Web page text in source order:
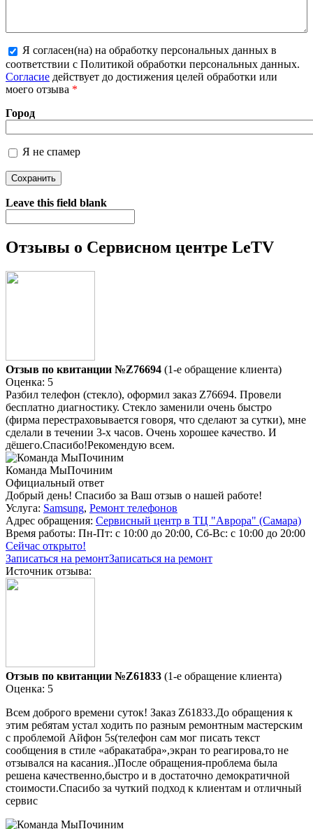
Более подробная информация о текстовых форматах
Я согласен(на) на обработку персональных данных в
соответствии с Политикой обработки персональных данных.
Согласие действует до достижения целей обработки или
моего отзыва *
Город
Я не спамер
Я спамер
Leave this field blank
Отзывы о Сервисном центре LeTV
Отзыв по квитанции №Z76694 (1-е обращение клиента)
Оценка: 5
Разбил телефон (стекло), оформил заказ Z76694. Провели
бесплатно диагностику. Стекло заменили очень быстро
(фирма перестраховывается говоря, что сделают за сутки), мне
сделали в течении 3-х часов. Очень хорошее качество. И
дёшего.Спасибо!Рекомендую всем.
Команда МыПочиним
Официальный ответ
Добрый день! Спасибо за Ваш отзыв о нашей работе!
Услуга: Samsung, Ремонт телефонов
Адрес обращения: Сервисный центр в ТЦ "Аврора" (Самара)
Время работы: Пн-Пт: с 10:00 до 20:00, Сб-Вс: с 10:00 до 20:00
Сейчас открыто!
Записаться на ремонтЗаписаться на ремонт
Источник отзыва:
Отзыв по квитанции №Z61833 (1-е обращение клиента)
Оценка: 5
Всем доброго времени суток! Заказ Z61833.До обращения к
этим ребятам устал ходить по разным ремонтным мастерским
с проблемой Айфон 5s(телефон сам мог писать текст
сообщения в стиле «абракатабра»,экран то реагирова,то не
отзывался на касания..)После обращения-проблема была
решена качественно,быстро и в достаточно демократичной
стоимости.Спасибо за чуткий подход к клиентам и отличный
сервис